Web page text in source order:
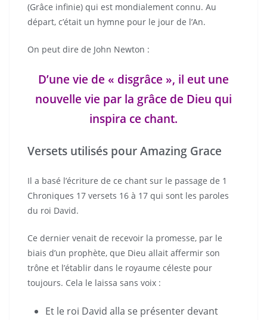
(Grâce infinie) qui est mondialement connu. Au
départ, c’était un hymne pour le jour de l’An.
On peut dire de John Newton :
D’une vie de « disgrâce », il eut une
nouvelle vie par la grâce de Dieu qui
inspira ce chant.
Versets utilisés pour Amazing Grace
Il a basé l’écriture de ce chant sur le passage de 1
Chroniques 17 versets 16 à 17 qui sont les paroles
du roi David.
Ce dernier venait de recevoir la promesse, par le
biais d’un prophète, que Dieu allait affermir son
trône et l’établir dans le royaume céleste pour
toujours. Cela le laissa sans voix :
Et le roi David alla se présenter devant